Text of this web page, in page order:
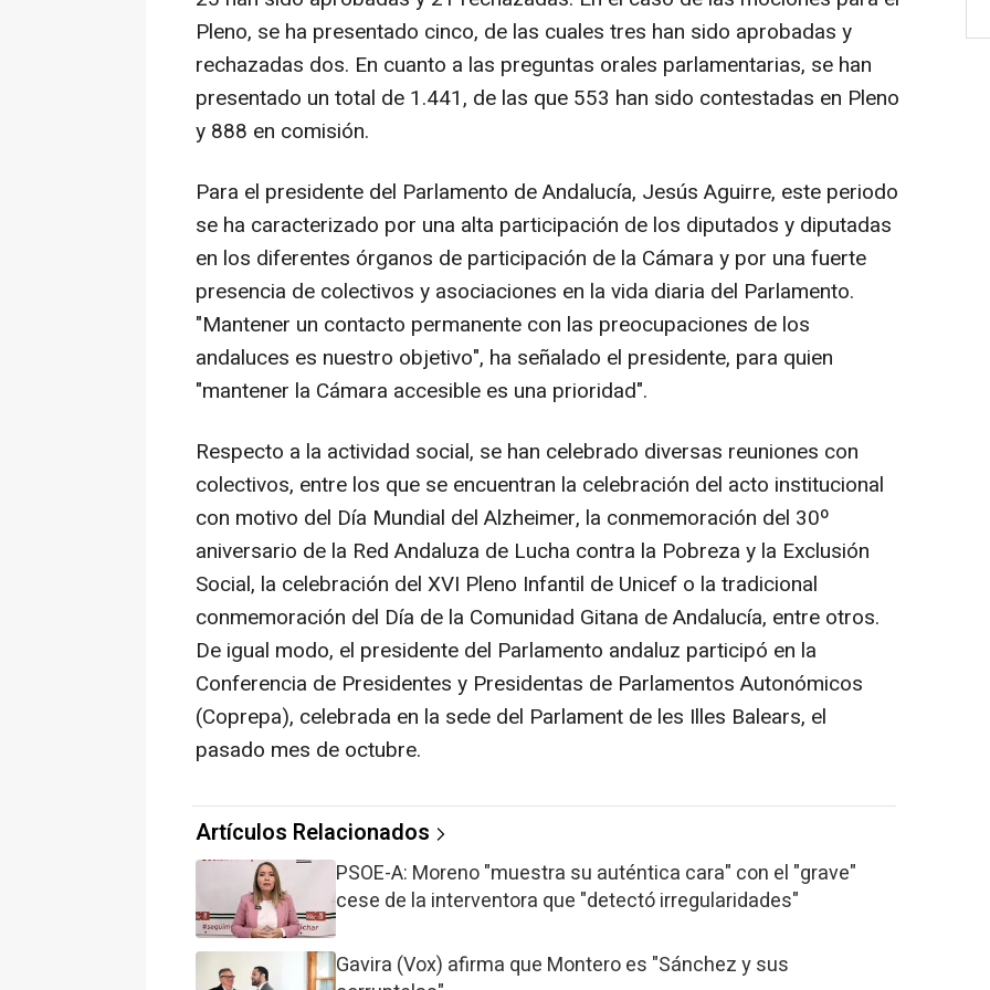
Pleno, se ha presentado cinco, de las cuales tres han sido aprobadas y
rechazadas dos. En cuanto a las preguntas orales parlamentarias, se han
presentado un total de 1.441, de las que 553 han sido contestadas en Pleno
y 888 en comisión.
Para el presidente del Parlamento de Andalucía, Jesús Aguirre, este periodo
se ha caracterizado por una alta participación de los diputados y diputadas
en los diferentes órganos de participación de la Cámara y por una fuerte
presencia de colectivos y asociaciones en la vida diaria del Parlamento.
"Mantener un contacto permanente con las preocupaciones de los
andaluces es nuestro objetivo", ha señalado el presidente, para quien
"mantener la Cámara accesible es una prioridad".
Respecto a la actividad social, se han celebrado diversas reuniones con
colectivos, entre los que se encuentran la celebración del acto institucional
con motivo del Día Mundial del Alzheimer, la conmemoración del 30º
aniversario de la Red Andaluza de Lucha contra la Pobreza y la Exclusión
Social, la celebración del XVI Pleno Infantil de Unicef o la tradicional
conmemoración del Día de la Comunidad Gitana de Andalucía, entre otros.
De igual modo, el presidente del Parlamento andaluz participó en la
Conferencia de Presidentes y Presidentas de Parlamentos Autonómicos
(Coprepa), celebrada en la sede del Parlament de les Illes Balears, el
pasado mes de octubre.
Artículos Relacionados
PSOE-A: Moreno "muestra su auténtica cara" con el "grave"
cese de la interventora que "detectó irregularidades"
Gavira (Vox) afirma que Montero es "Sánchez y sus